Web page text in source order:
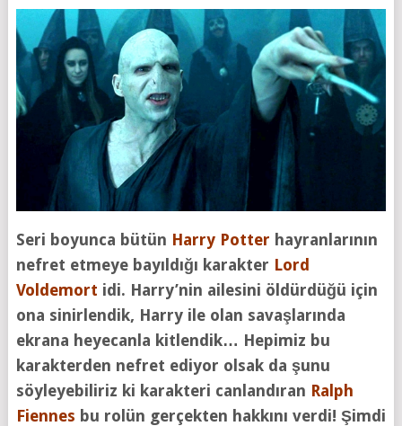
Seri boyunca bütün Harry Potter hayranlarının
nefret etmeye bayıldığı karakter Lord
Voldemort idi. Harry’nin ailesini öldürdüğü için
ona sinirlendik, Harry ile olan savaşlarında
ekrana heyecanla kitlendik… Hepimiz bu
karakterden nefret ediyor olsak da şunu
söyleyebiliriz ki karakteri canlandıran Ralph
Fiennes bu rolün gerçekten hakkını verdi! Şimdi